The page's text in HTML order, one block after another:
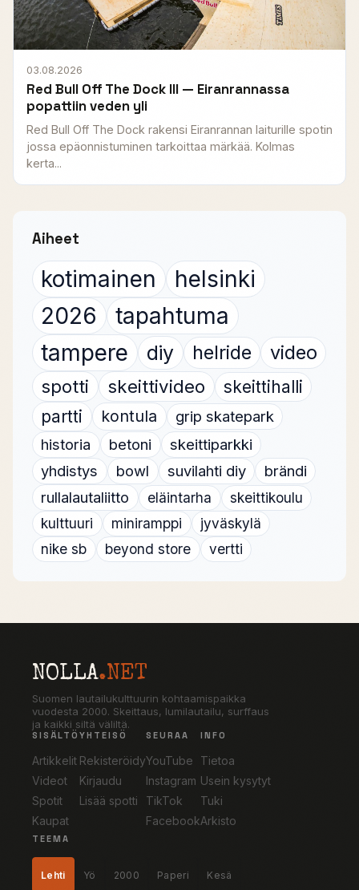
03.08.2026
Red Bull Off The Dock III — Eiranrannassa
popattiin veden yli
Red Bull Off The Dock rakensi Eiranrannan laiturille spotin
jossa epäonnistuminen tarkoittaa märkää. Kolmas
kerta...
Aiheet
kotimainen
helsinki
2026
tapahtuma
tampere
diy helride video
spotti skeittivideo
skeittihalli
partti
kontula
grip skatepark
historia
betoni
skeittiparkki
yhdistys
bowl suvilahti diy
brändi
rullalautaliitto
eläintarha
skeittikoulu
kulttuuri
miniramppi
jyväskylä
nike sb
beyond store vertti
NOLLA.NET
Suomen lautailukulttuurin kohtaamispaikka
vuodesta 2000. Skeittaus, lumilautailu, surffaus
ja kaikki siltä väliltä.
SISÄLTÖ
Artikkelit
Videot
Spotit
Kaupat
YHTEISÖ
Rekisteröidy
Kirjaudu
Lisää spotti
SEURAA
YouTube
Instagram
TikTok
Facebook
INFO
Tietoa
Usein kysytyt
Tuki
Arkisto
TEEMA
Lehti Yö 2000 Paperi Kesä